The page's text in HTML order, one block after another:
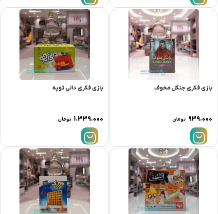
بازی فکری جنگل مخوف
۹۳۹.۰۰۰ تومان
بازی فکری دالی توپه
۱.۳۳۹.۰۰۰ تومان